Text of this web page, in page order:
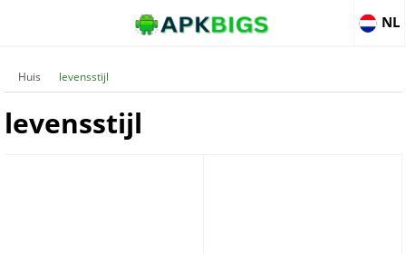
NL
Huis levensstijl
levensstijl